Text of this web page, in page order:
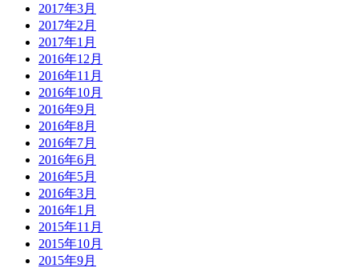
2017年3月
2017年2月
2017年1月
2016年12月
2016年11月
2016年10月
2016年9月
2016年8月
2016年7月
2016年6月
2016年5月
2016年3月
2016年1月
2015年11月
2015年10月
2015年9月